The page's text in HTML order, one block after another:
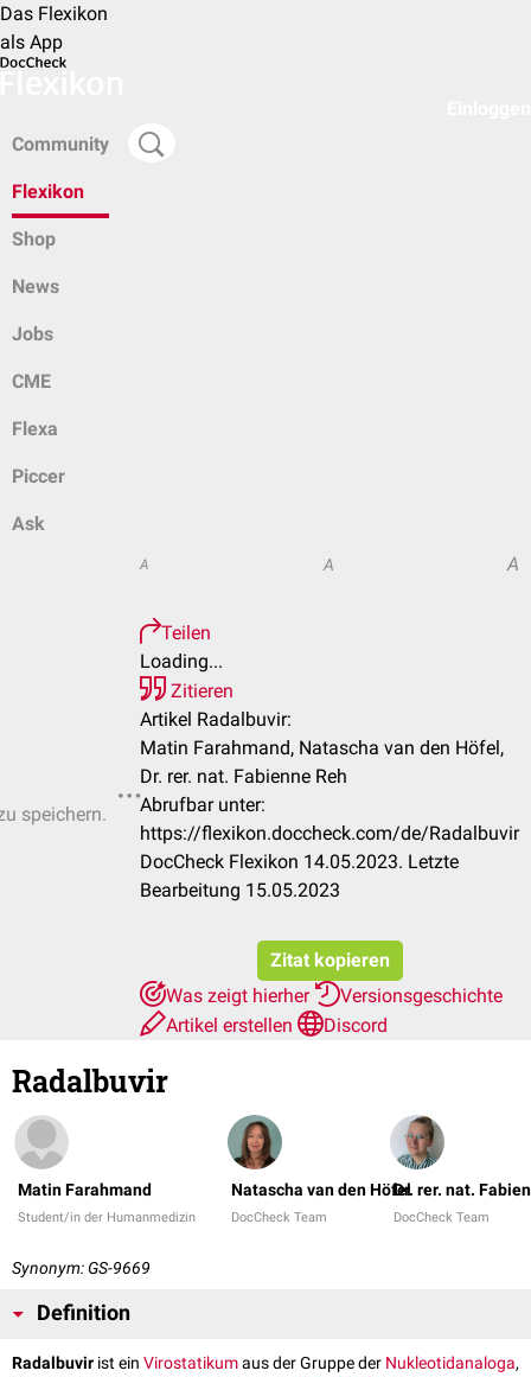
Das Flexikon
als App
Community
Flexikon
Shop
News
Jobs
CME
Flexa
Piccer
Ask
speichern.
A A A
Teilen
Loading...
Zitieren
Artikel Radalbuvir:
Matin Farahmand, Natascha van den Höfel,
Dr. rer. nat. Fabienne Reh
Abrufbar unter:
https://flexikon.doccheck.com/de/Radalbuvir
DocCheck Flexikon 14.05.2023. Letzte
Bearbeitung 15.05.2023
Zitat kopieren
Was zeigt hierher
Versionsgeschichte
Artikel erstellen
Discord
Radalbuvir
Matin Farahmand
Student/in der Humanmedizin
Natascha van den Höfel
DocCheck Team
Dr. rer. nat.
DocCheck Team
Synonym: GS-9669
Definition
Radalbuvir ist ein Virostatikumaus der Gruppe der Nukleotidanaloga,